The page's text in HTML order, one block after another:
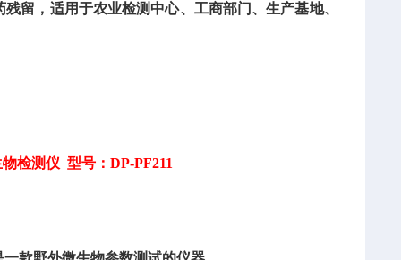
留，适用于农业检测中心、工商部门、生产基地、
检测仪 型号：DP-PF211